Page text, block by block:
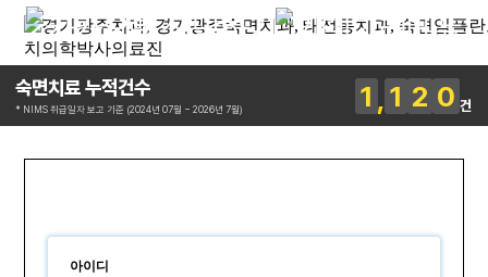
숙면치료 누적건수
* NIMS 취급일자 보고 기준 (2024년 07월 ~ 2026년 7월) 1 1 2 0 건